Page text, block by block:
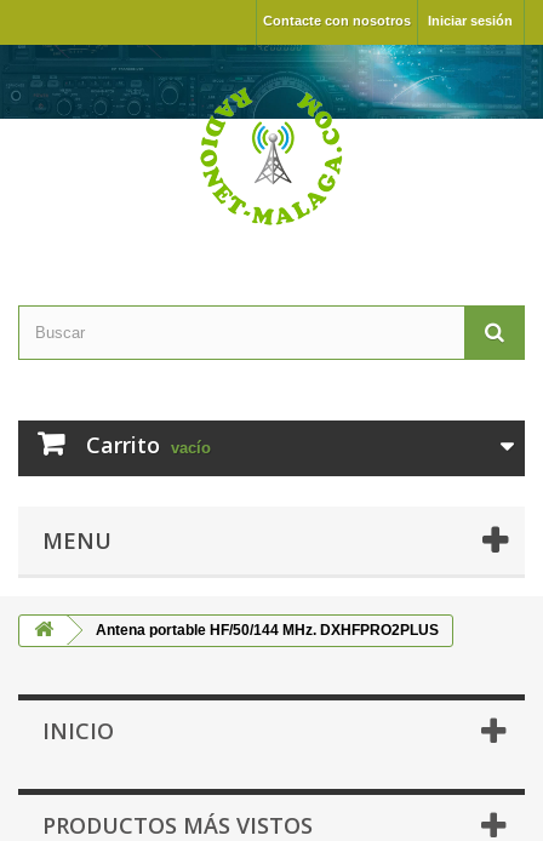
Iniciar sesión
Contacte con nosotros
Carrito vacío
MENU
Antena portable HF/50/144 MHz. DXHFPRO2PLUS
INICIO
PRODUCTOS MÁS VISTOS